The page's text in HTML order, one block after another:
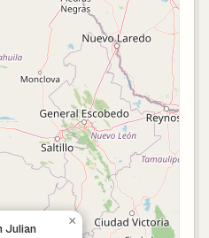
Julian
×